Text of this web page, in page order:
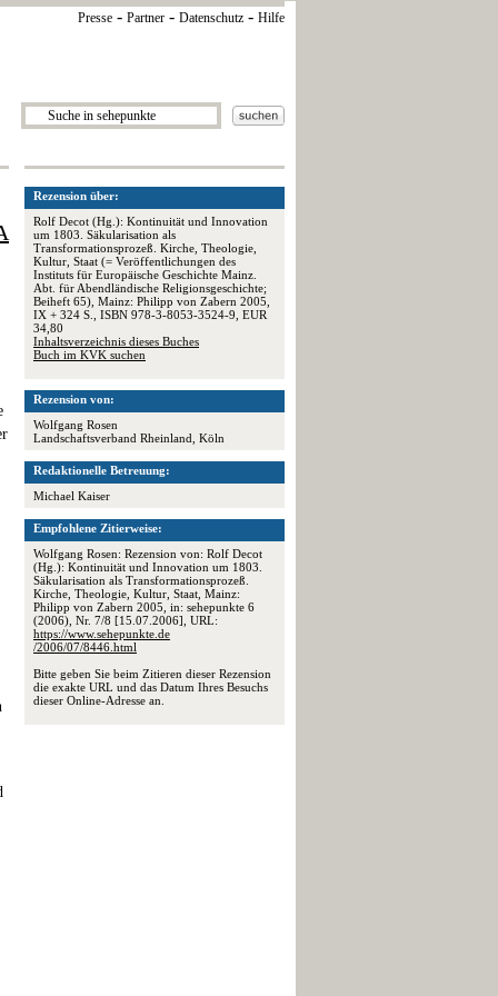
Presse - Partner - Datenschutz - Hilfe
Rezension über:
Rolf Decot (Hg.): Kontinuität und Innovation
um 1803. Säkularisation als
Transformationsprozeß. Kirche, Theologie,
Kultur, Staat (= Veröffentlichungen des
Instituts für Europäische Geschichte Mainz.
Abt. für Abendländische Religionsgeschichte;
Beiheft 65), Mainz: Philipp von Zabern 2005,
IX + 324 S., ISBN 978-3-8053-3524-9, EUR
34,80
Inhaltsverzeichnis dieses Buches
Buch im KVK suchen
Rezension von:
Wolfgang Rosen
Landschaftsverband Rheinland, Köln
Redaktionelle Betreuung:
Michael Kaiser
Empfohlene Zitierweise:
Wolfgang Rosen: Rezension von: Rolf Decot
(Hg.): Kontinuität und Innovation um 1803.
Säkularisation als Transformationsprozeß.
Kirche, Theologie, Kultur, Staat, Mainz:
Philipp von Zabern 2005, in: sehepunkte 6
(2006), Nr. 7/8 [15.07.2006], URL:
https://www.sehepunkte.de
/2006/07/8446.html
Bitte geben Sie beim Zitieren dieser Rezension
die exakte URL und das Datum Ihres Besuchs
dieser Online-Adresse an.